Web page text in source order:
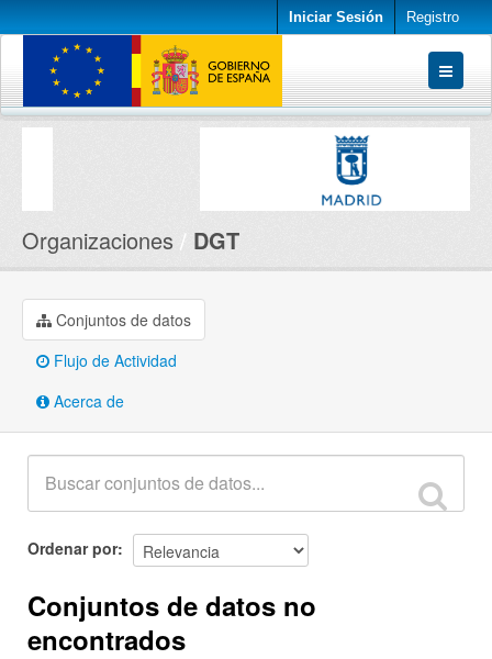
Iniciar Sesión Registro
Conjuntos de datos
Organizaciones DGT
Conjuntos de datos
Flujo de Actividad
Acerca de
Ordenar por
Conjuntos de datos no
encontrados